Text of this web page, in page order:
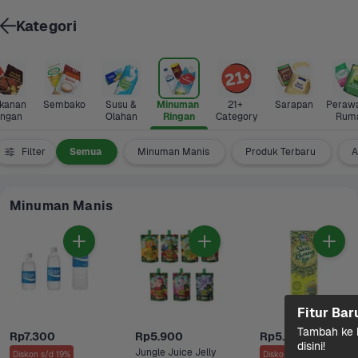
Sembako
Susu &
Olahan
Minuman
Ringan
21+
Category
Sarapan
Filter Semua Minuman Manis Produk Terbaru
Minuman Manis
Rp7.300
Diskon s/d 19%
Rp5.900
Jungle Juice Jelly
Rp5.900
Diskon s/d 3%
Kategori
Fitur
Tambah ke
disini!